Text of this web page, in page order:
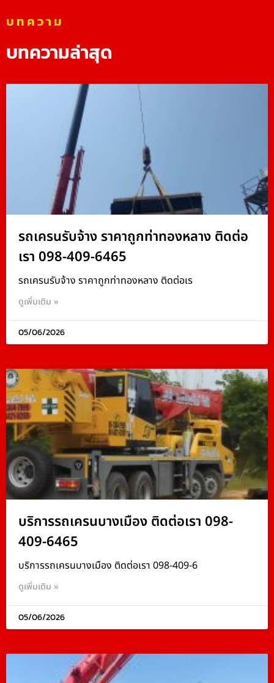
บทความ
บทความล่าสุด
รถเครนรับจ้าง ราคาถูกท่าทองหลาง ติดต่อ
เรา 098-409-6465
รถเครนรับจ้าง ราคาถูกท่าทองหลาง ติดต่อเร
ดูเพิ่มเติม »
05/06/2026
บริการรถเครนบางเมือง ติดต่อเรา 098-
409-6465
บริการรถเครนบางเมือง ติดต่อเรา 098-409-6
ดูเพิ่มเติม »
05/06/2026